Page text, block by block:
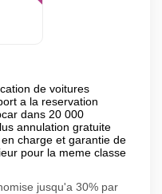
de voitures
a la reservation
dans 20 000
annulation gratuite
charge et garantie de
pour la meme classe
jusqu'a 30% par